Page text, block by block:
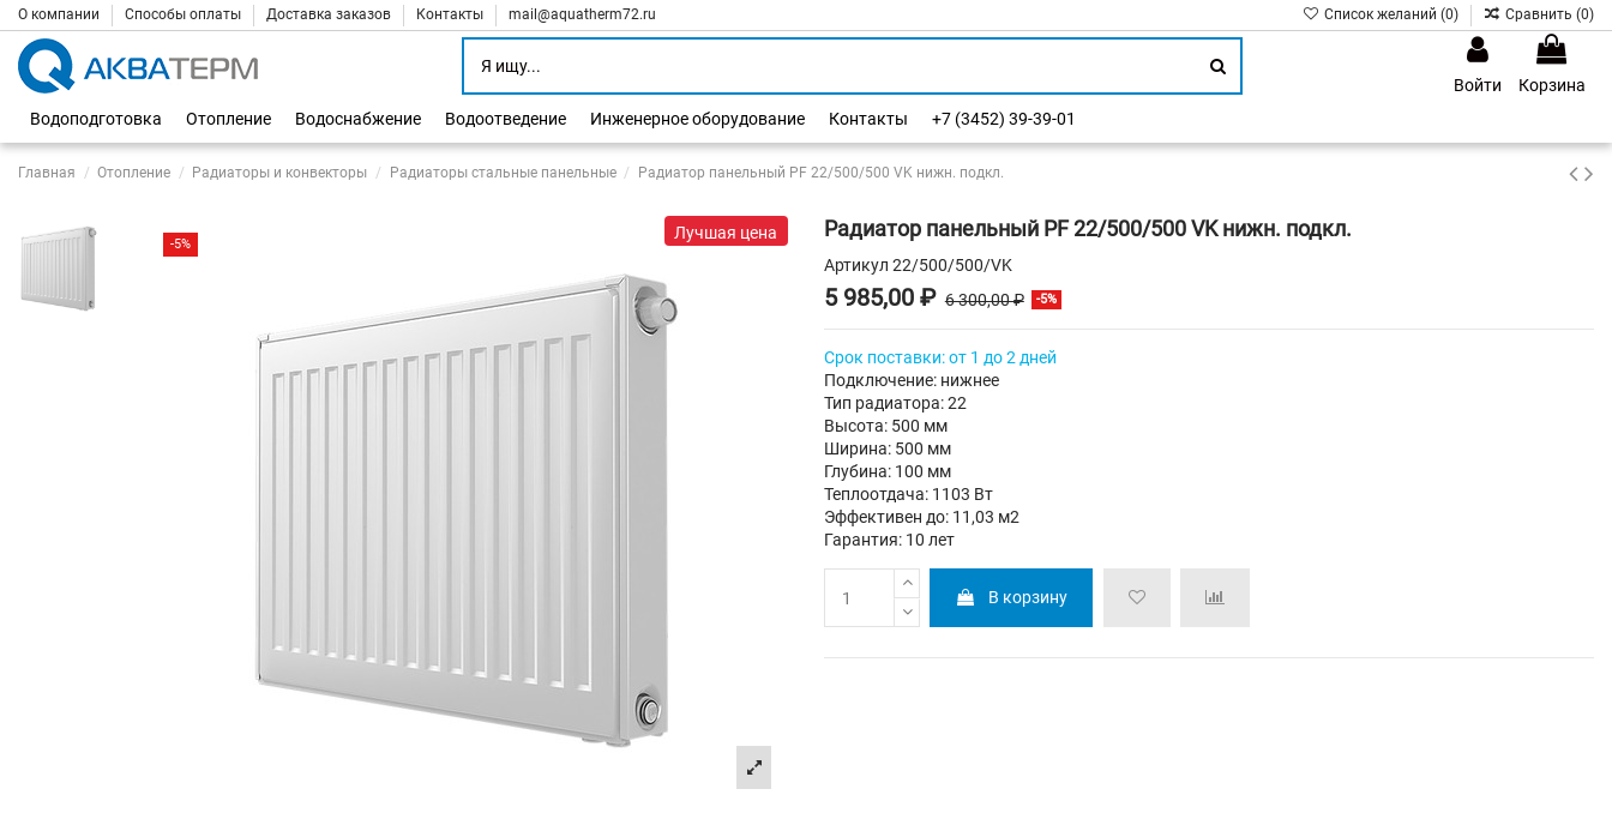
О компании Способы оплаты Доставка заказов Контакты mail@aquatherm72.ru Список желаний (0) Сравнить (0)
Войти
Корзина
Водоподготовка
Отопление Водоснабжение Водоотведение Инженерное оборудование Контакты +7 (3452) 39-39-01
Главная Отопление Радиаторы и конвекторы Радиаторы стальные панельные Радиатор панельный PF 22/500/500 VK нижн. подкл.
-5%
Лучшая цена Радиатор панельный PF 22/500/500 VK нижн. подкл.
Артикул 22/500/500/VK
5 985,00 ₽ 6 300,00 ₽ -5%
Срок поставки: от 1 до 2 дней
Подключение: нижнее
Тип радиатора: 22
Высота: 500 мм
Ширина: 500 мм
Глубина: 100 мм
Теплоотдача: 1103 Вт
Эффективен до: 11,03 м2
Гарантия: 10 лет
В корзину